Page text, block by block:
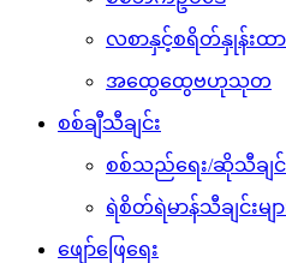
လစာနှင့်စရိတ်နှုန်းထာ
အထွေထွေဗဟုသုတ
စစ်ချီသီချင်း
စစ်သည်ရေး/ဆိုသီချင်း
ရဲစိတ်ရဲမာန်သီချင်းမျာ
ဖျော်ဖြေရေး